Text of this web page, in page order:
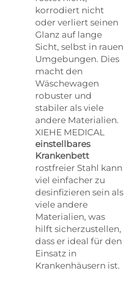
korrodiert nicht
oder verliert seinen
Glanz auf lange
Sicht, selbst in rauen
Umgebungen. Dies
macht den
Wäschewagen
robuster und
stabiler als viele
andere Materialien.
XIEHE MEDICAL
einstellbares
Krankenbett
rostfreier Stahl kann
viel einfacher zu
desinfizieren sein als
viele andere
Materialien, was
hilft sicherzustellen,
dass er ideal für den
Einsatz in
Krankenhäusern ist.